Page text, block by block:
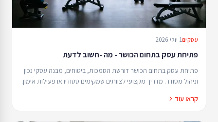
עסקים1 יולי 2026
פתיחת עסק בתחום הכושר - מה -חשוב לדעת
פתיחת עסק בתחום הכושר דורשת הסמכות, ביטוחים, מבנה עסקי נכון
וניהול מסודר. מדריך מקצועי לצוותים שמקימים סטודיו או פעילות אימון.
קראו עוד